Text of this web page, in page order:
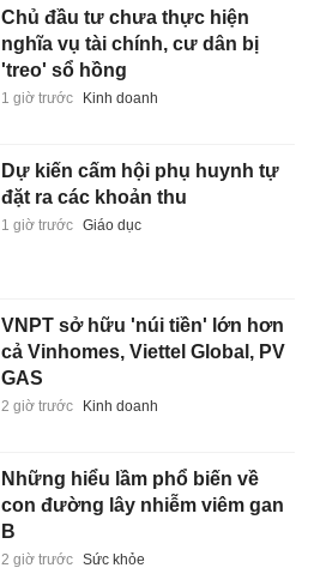
Chủ đầu tư chưa thực hiện
nghĩa vụ tài chính, cư dân bị
'treo' sổ hồng
1 giờ trước Kinh doanh
Dự kiến cấm hội phụ huynh tự
đặt ra các khoản thu
1 giờ trước Giáo dục
VNPT sở hữu 'núi tiền' lớn hơn
cả Vinhomes, Viettel Global, PV
GAS
2 giờ trước Kinh doanh
Những hiểu lầm phổ biến về
con đường lây nhiễm viêm gan
B
2 giờ trước Sức khỏe